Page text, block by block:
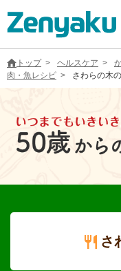
グループについて
ヘルスケア
トップ ヘルスケア
肉・魚レシピ
さわらの木
さ